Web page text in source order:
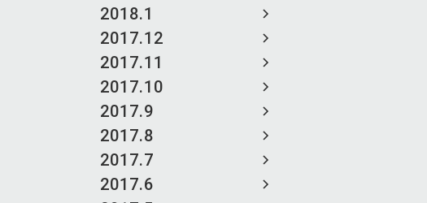
2018.1
2017.12
2017.11
2017.10
2017.9
2017.8
2017.7
2017.6